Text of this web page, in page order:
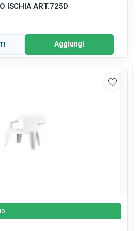
ISCHIA ART.725D
Aggiungi